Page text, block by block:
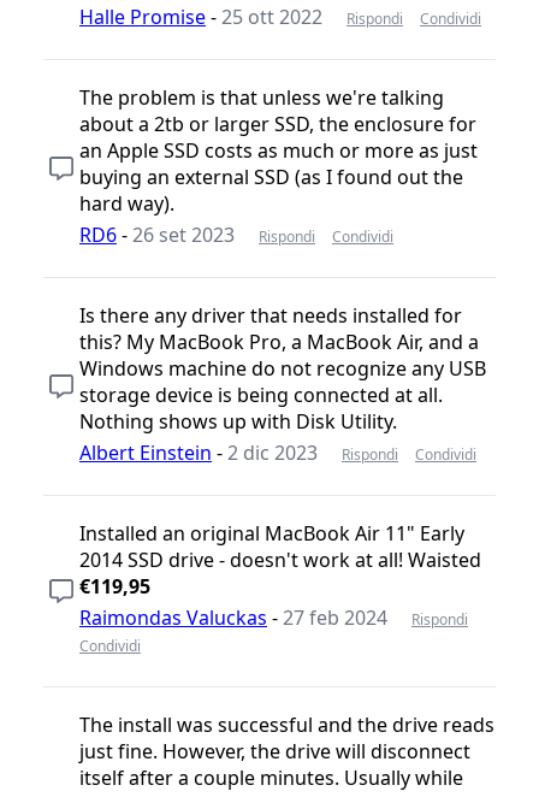
Halle Promise-25 ott 2022 Rispondi Condividi
The problem is that unless we're talking
about a 2tb or larger SSD, the enclosure for
an Apple SSD costs as much or more as just
buying an external SSD (as I found out the
hard way).
RD6-26 set 2023 Rispondi Condividi
Is there any driver that needs installed for
this? My MacBook Pro, a MacBook Air, and a
Windows machine do not recognize any USB
storage device is being connected at all.
Nothing shows up with Disk Utility.
Albert Einstein -2 dic 2023 Rispondi Condividi
Installed an original MacBook Air 11" Early
2014 SSD drive - doesn't work at all! Waisted
€119,95
Raimondas Valuckas -27 feb 2024
Rispondi
Condividi
The install was successful and the drive reads
just fine. However, the drive will disconnect
itself after a couple minutes. Usually while